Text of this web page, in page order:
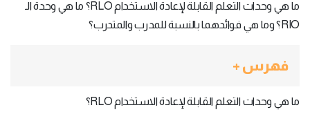
ما هي وحدات التعلم القابلة لإعادة الاستخدام RLO؟ ما هي وحدة الـ
RIO؟ وما هي فوائدهما بالنسبة للمدرب والمتدرب؟
فهرس +
ما هي وحدات التعلم القابلة لإعادة الاستخدام RLO؟